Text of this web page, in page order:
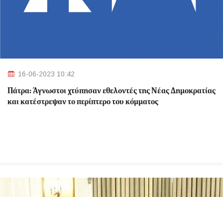
16-06-2023 10:42
Πάτρα: Άγνωστοι χτύπησαν εθελοντές της Νέας Δημοκρατίας
και κατέστρεψαν το περίπτερο του κόμματος